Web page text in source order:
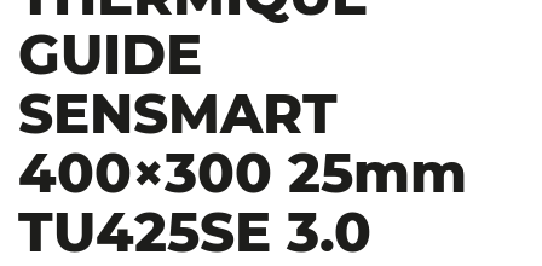
GUIDE
SENSMART
400×300 25mm
TU425SE 3.0